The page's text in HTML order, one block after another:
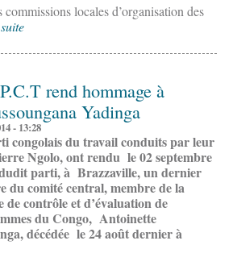
locales d’organisation des
rend hommage à
Yadinga
- 13:28
congolais du travail conduits par leur
Ngolo, ont rendu le 02 septembre
parti, à Brazzaville, un dernier
du comité central, membre de la
de contrôle et d’évaluation de
du Congo, Antoinette
décédée le 24 août dernier à